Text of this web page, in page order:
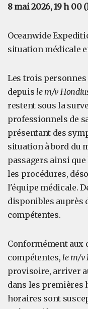
8 mai 2026, 19 h 00
Oceanwide
situation médicale
Les trois
depuis le m/v
restent sous la
professionnels de
présentant des
situation à bord du
passagers ainsi
les procédures,
l'équipe médicale.
disponibles auprès
compétentes.
Conformément aux
compétentes,le m/v
provisoire, arriver
dans les premières
horaires sont